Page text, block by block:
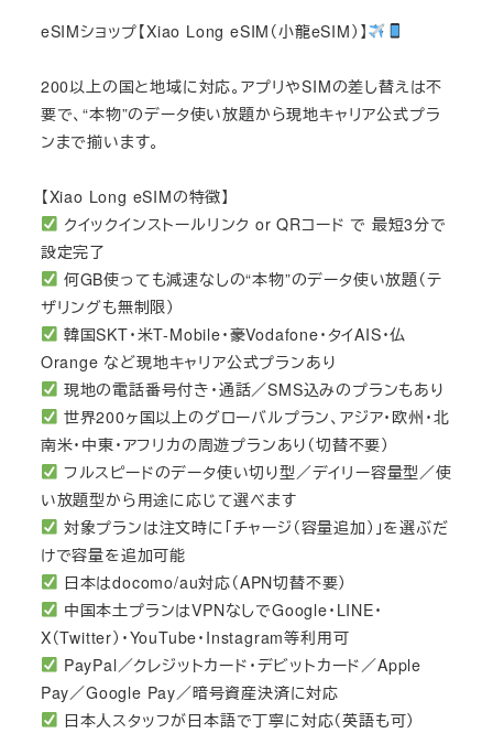
eSIMショップ【Xiao Long eSIM（小龍eSIM）】
200以上の国と地域に対応。アプリやSIMの差し替えは不
要で、“本物”のデータ使い放題から現地キャリア公式プラ
ンまで揃います。
【Xiao Long eSIMの特徴】
クイックインストールリンク or QRコード で 最短3分で
設定完了
何GB使っても減速なしの“本物”のデータ使い放題（テ
ザリングも無制限）
韓国SKT・米T-Mobile・豪Vodafone・タイAIS・仏
Orange など現地キャリア公式プランあり
現地の電話番号付き・通話／SMS込みのプランもあり
世界200ヶ国以上のグローバルプラン、アジア・欧州・北
南米・中東・アフリカの周遊プランあり（切替不要）
フルスピードのデータ使い切り型／デイリー容量型／使
い放題型から用途に応じて選べます
対象プランは注文時に「チャージ（容量追加）」を選ぶだ
けで容量を追加可能
日本はdocomo/au対応（APN切替不要）
中国本土プランはVPNなしでGoogle・LINE・
X（Twitter）・YouTube・Instagram等利用可
PayPal／クレジットカード・デビットカード／Apple
Pay／Google Pay／暗号資産決済に対応
日本人スタッフが日本語で丁寧に対応（英語も可）